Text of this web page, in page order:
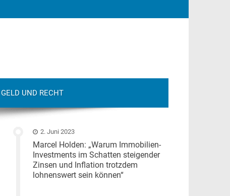
GELD UND RECHT
2. Juni 2023
Marcel Holden: „Warum Immobilien-
Investments im Schatten steigender
Zinsen und Inflation trotzdem
lohnenswert sein können“